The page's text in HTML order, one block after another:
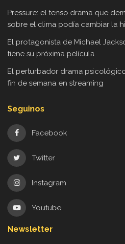
Pressure: el tenso drama que
sobre el clima podía cambiar la
El protagonista de Michael
tiene su próxima película
El perturbador drama
fin de semana en streaming
Seguinos
Facebook
Twitter
Instagram
Youtube
Newsletter